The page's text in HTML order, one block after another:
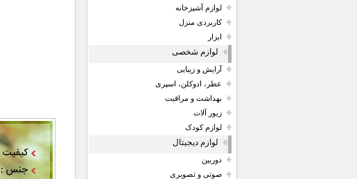
لوازم آشپزخانه
کاربردی منزل
ابزار
لوازم شخصی
آرایش و زیبایی
عطر، ادوکلن، اسپری
بهداشت و مراقبت
زیور آلات
لوازم کودک
لوازم دیجیتال
دوربین
صوتی و تصویری